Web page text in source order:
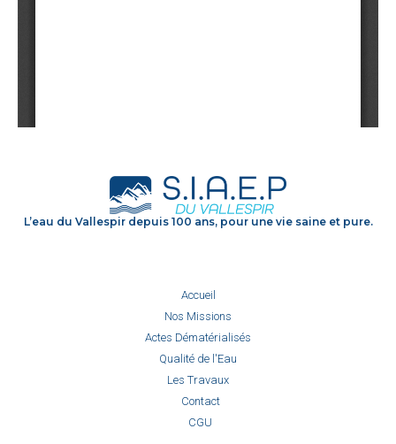
L’eau du Vallespir depuis 100 ans, pour une vie saine et pure.
Accueil
Nos Missions
Actes Dématérialisés
Qualité de l'Eau
Les Travaux
Contact
CGU